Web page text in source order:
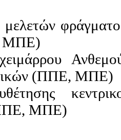
ΜΠΕ)
(ΠΠΕ, ΜΠΕ)
ΜΠΕ)